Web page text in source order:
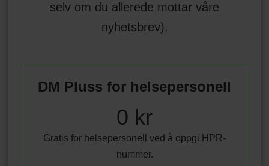
selv om du allerede mottar våre
nyhetsbrev).
DM Pluss for helsepersonell
0 kr
Gratis for helsepersonell ved å oppgi HPR-
nummer.